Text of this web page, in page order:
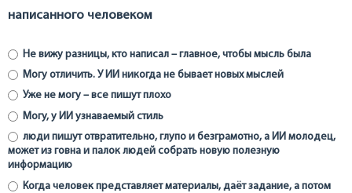
написанного человеком
Не вижу разницы, кто написал – главное, чтобы мысль была
Могу отличить. У ИИ никогда не бывает новых мыслей
Уже не могу – все пишут плохо
Могу, у ИИ узнаваемый стиль
люди пишут отвратительно, глупо и безграмотно, а ИИ молодец,
может из говна и палок людей собрать новую полезную
информацию
Когда человек представляет материалы, даёт задание, а потом